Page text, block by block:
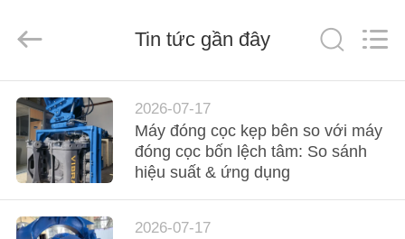
NHÀ
CÁC
SẢN
PHẨM
Yekun
Construction
Ltd..
Rights
Reserved.
Tin tức gần đây
2026-07-17
Máy đóng cọc kẹp bên so với máy
đóng cọc bốn lệch tâm: So sánh
hiệu suất & ứng dụng
2026-07-17